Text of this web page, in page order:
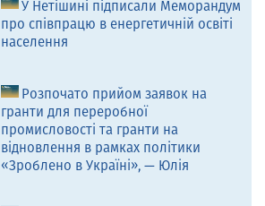
У Нетішині підписали Меморандум
про співпрацю в енергетичній освіті
населення
Розпочато прийом заявок на
гранти для переробної
промисловості та гранти на
відновлення в рамках політики
«Зроблено в Україні», — Юлія